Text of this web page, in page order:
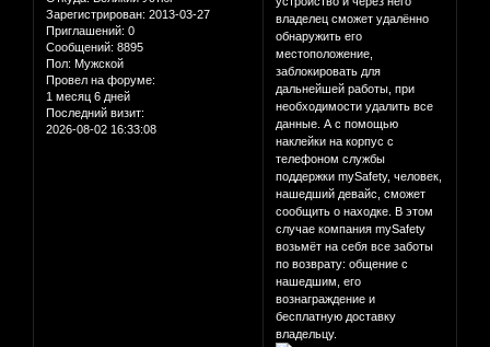
Зарегистрирован: 2013-03-27
Приглашений: 0
Сообщений: 8895
Пол: Мужской
Провел на форуме:
1 месяц 6 дней
Последний визит:
2026-08-02 16:33:08
владелец сможет удалённо
обнаружить его
местоположение,
заблокировать для
дальнейшей работы, при
необходимости удалить все
данные. А с помощью
наклейки на корпус с
телефоном службы
поддержки mySafety, человек,
нашедший девайс, сможет
сообщить о находке. В этом
случае компания mySafety
возьмёт на себя все заботы
по возврату: общение с
нашедшим, его
вознаграждение и
бесплатную доставку
владельцу.